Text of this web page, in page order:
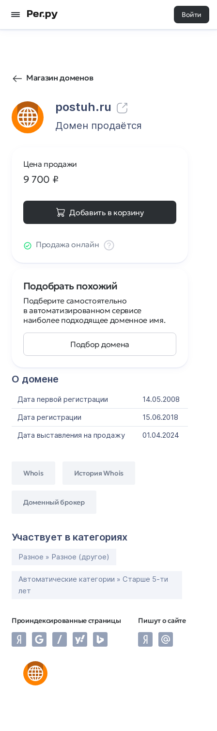
Войти
Магазин доменов
postuh.ru
5 0
Домен продаётся
О домене
Дата первой регистрации
14.05.2008
Дата регистрации
15.06.2018
Дата выставления на продажу
01.04.2024
Whois История Whois
Доменный брокер
Участвует в категориях
Разное » Разное (другое)
Автоматические категории » Старше 5-ти
лет
Проиндексированные страницы Пишут о сайте
Цена продажи
9 700 ₽
Добавить в корзину
Продажа онлайн
Подобрать похожий
Подберите самостоятельно
в автоматизированном сервисе
наиболее подходящее доменное имя.
Подбор домена